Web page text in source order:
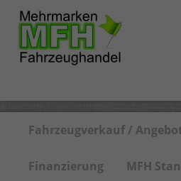
Fahrzeugverkauf /
Finanzierung MFH